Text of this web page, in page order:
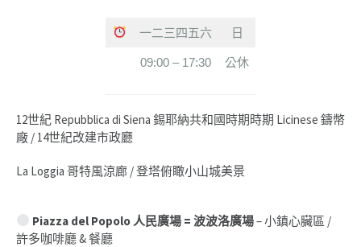
一二三四五六 日
09:00 – 17:30 公休
12世紀 Repubblica di Siena 錫耶納共和國時期時期 Licinese 鑄幣
廠 / 14世紀改建市政廳
La Loggia 哥特風涼廊 / 登塔俯瞰小山城美景
Piazza del Popolo 人民廣場 = 波波洛廣場– 小鎮心臟區 /
許多咖啡廳 & 餐廳